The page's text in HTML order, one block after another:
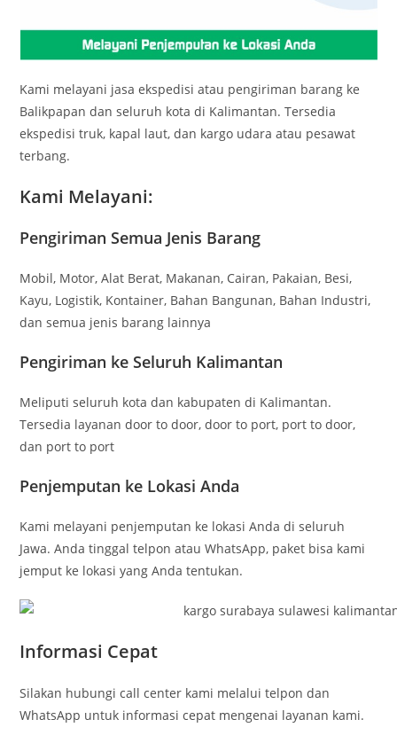
Kami melayani jasa ekspedisi atau pengiriman barang ke
Balikpapan dan seluruh kota di Kalimantan. Tersedia
ekspedisi truk, kapal laut, dan kargo udara atau pesawat
terbang.
Kami Melayani:
Pengiriman Semua Jenis Barang
Mobil, Motor, Alat Berat, Makanan, Cairan, Pakaian, Besi,
Kayu, Logistik, Kontainer, Bahan Bangunan, Bahan Industri,
dan semua jenis barang lainnya
Pengiriman ke Seluruh Kalimantan
Meliputi seluruh kota dan kabupaten di Kalimantan.
Tersedia layanan door to door, door to port, port to door,
dan port to port
Penjemputan ke Lokasi Anda
Kami melayani penjemputan ke lokasi Anda di seluruh
Jawa. Anda tinggal telpon atau WhatsApp, paket bisa kami
jemput ke lokasi yang Anda tentukan.
Informasi Cepat
Silakan hubungi call center kami melalui telpon dan
WhatsApp untuk informasi cepat mengenai layanan kami.